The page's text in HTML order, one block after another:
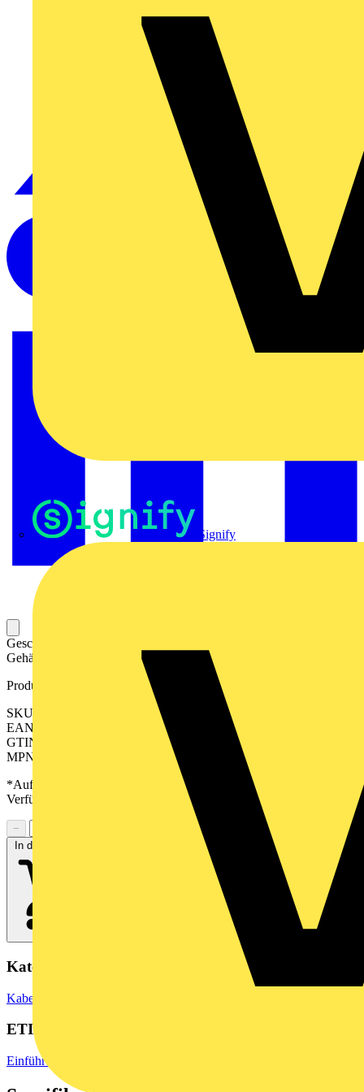
Signify
Geschlitzte Kabeltülle für das Einführen von Leitungen in ein
Gehäuse.
Produktkennzeichen
SKU: 2583520000
EAN: 04050118616811
GTIN: 04050118616811
MPN: CABTITE SE 2/ASI SML BK
*Auf Anfrage verfügbar - bitte in den Warenkorb legen, um
Verfügbarkeit zu prüfen
−
In den Warenkorb
Kategorien
Kabelführungssysteme
ETIM Group
Einführungssysteme für Kabel/Leitungen